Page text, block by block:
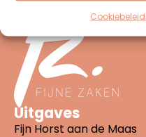
Cookiebeleid
Uitgaves
Fijn Horst aan de Maas